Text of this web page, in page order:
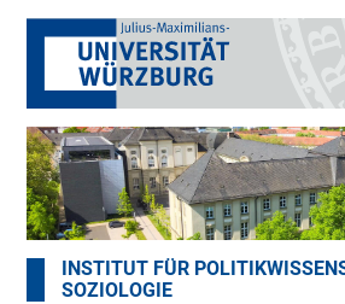
INSTITUT FÜR
SOZIOLOGIE